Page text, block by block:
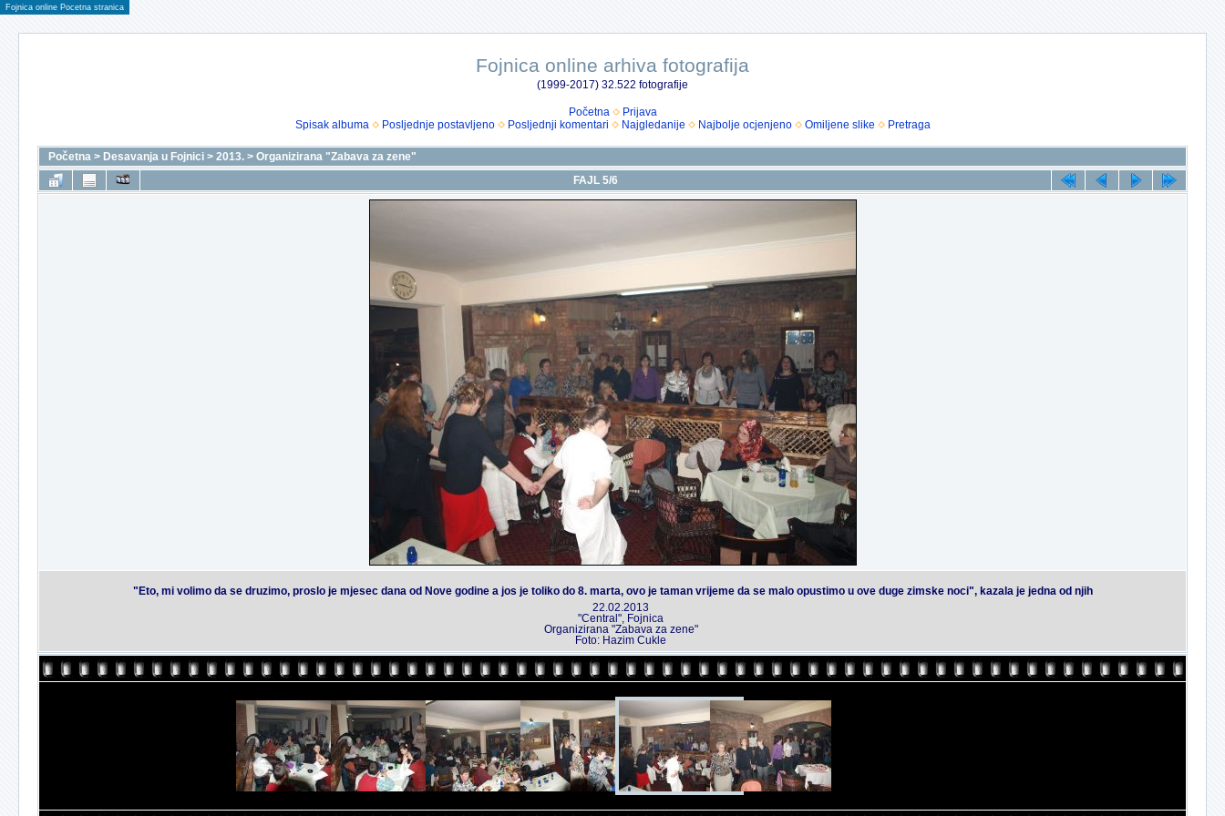
Fojnica online Pocetna stranica
Fojnica online arhiva fotografija
(1999-2017) 32.522 fotografije
Početna
Prijava
Spisak albuma
Posljednje postavljeno Posljednji komentari Najgledanije Najbolje ocjenjeno Omiljene slike Pretraga
Početna > Desavanja u Fojnici > 2013. > Organizirana "Zabava za zene"
FAJL 5/6
"Eto, mi volimo da se druzimo, proslo je mjesec dana od Nove godine a jos je toliko do 8. marta, ovo je taman vrijeme da se malo opustimo u ove duge zimske noci", kazala je jedna od njih
22.02.2013
"Central", Fojnica
Organizirana "Zabava za zene"
Foto: Hazim Cukle